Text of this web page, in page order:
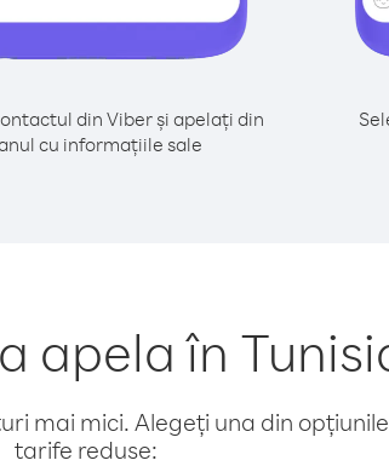
din Viber și apelați din
cu informațiile sale
apela în
mai mici. Alegeți una din
tarife reduse: